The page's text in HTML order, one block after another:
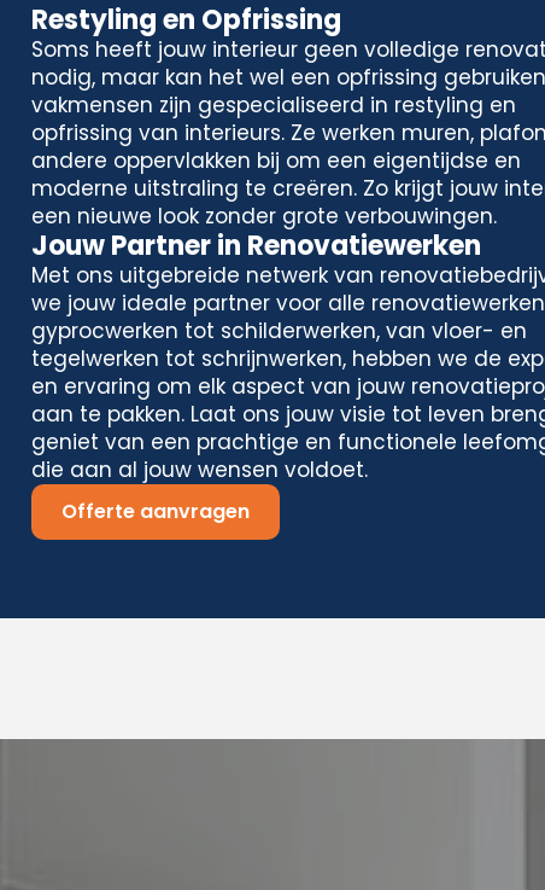
Restyling en Opfrissing
Soms heeft jouw interieur geen volledige
nodig, maar kan het wel een opfrissing
vakmensen zijn gespecialiseerd in restyling en
opfrissing van interieurs. Ze werken muren,
andere oppervlakken bij om een eigentijdse en
moderne uitstraling te creëren. Zo krijgt jouw
een nieuwe look zonder grote verbouwingen.
Jouw Partner in Renovatiewerken
Met ons uitgebreide netwerk van
we jouw ideale partner voor alle
gyprocwerken tot schilderwerken, van vloer- en
tegelwerken tot schrijnwerken, hebben we de
en ervaring om elk aspect van jouw
aan te pakken. Laat ons jouw visie tot leven
geniet van een prachtige en functionele
die aan al jouw wensen voldoet.
Offerte aanvragen